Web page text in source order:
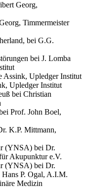
Georg,
Timmermeister
bei G.G.
bei J. Lomba
Assink, Upledger Institut
Upledger Institut
bei Christian
Prof. John Boel,
K.P. Mittmann,
(YNSA) bei Dr.
Akupunktur e.V.
(YNSA) bei Dr.
Hans P. Ogal, A.I.M.
Medizin